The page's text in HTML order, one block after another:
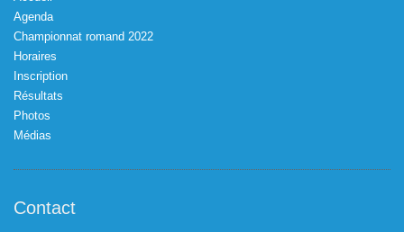
Agenda
Championnat romand 2022
Horaires
Inscription
Résultats
Photos
Médias
Contact